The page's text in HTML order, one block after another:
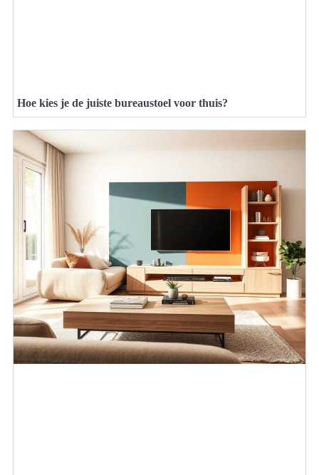
Hoe kies je de juiste bureaustoel voor thuis?